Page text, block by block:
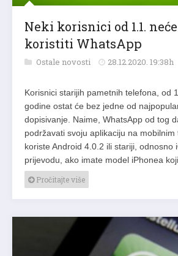
Neki korisnici od 1.1.
koristiti WhatsApp
Ostale novosti 28.12.2020. 19:38h
Korisnici starijih pametnih telefona, od
godine ostat će bez jedne od
dopisivanje. Naime, WhatsApp od tog
podržavati svoju aplikaciju na mobilnim
koriste Android 4.0.2 ili stariji, odnosno
prijevodu, ako imate model iPhonea
Pročitajte više